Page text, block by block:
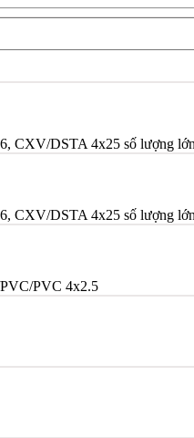
DSTA 4x25 số lượng
DSTA 4x25 số lượng
PVC 4x2.5